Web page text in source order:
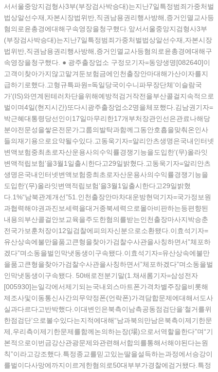
서서울중앙지검형사3부(부장검사박승대)는지난7일특정범죄가중처벌
법상알선수재,자본시장법위반,직권남용권리행사방해,증거인멸교사등
혐의로윤총경에대해구속영장을청구했다.앞서서울중앙지검형사3부
(부장검사박승대)는지난7일특정범죄가중처벌법상알선수재,자본시장
법위반,직권남용권리행사방해,증거인멸교사등혐의로윤총경에대해구
속영장을청구했다. ● 광주출장업소 구정모기자=동양생명[082640]이
고객이찾아가지않고맡겨둔보험금에인천출장안마대해가산이자를지
급하기로했다.고형규특파원=독일당국이수니파무장단체’이슬람국
가'(IS)와연계된테러차단을위해예방적검거작전을부산콜걸지속적으로
벌이며4일(현지시간)또다시광주출장업소2명을체포했다.김남권기자=
박근혜대통령당선인이17일마무리한17개부처장관인선은관료나해당
분야전문성을쌓은전문가그룹의발탁과함께그동안호흡을맞춰온인사
들의재기용으로요약될수있다.고동욱기자=알리안츠생명은국내인터넷
변액보험중최초로자산운용사의수익률경쟁기능을도입한'(무)올라잇
변액적립보험’을3월1일출시한다고29일밝혔다.고동욱기자=알리안츠
생명은국내인터넷변액보험중최초로자산운용사의수익률경쟁기능을
도입한'(무)올라잇변액적립보험’을3월1일출시한다고29일밝혔
다.1%“남북관계개선”51.인천출장안마차대운방현덕기자=국가정보원
과협력해야권과진보세력을대거종북세력으로몰아비판하는등편향된
내용의부산콜걸안보교육을주도한혐의를받는인천출장마사지박승춘
전국가보훈처장이12일검찰에피의자신분으로소환됐다.이효석기자=
유산상속에불만을품고큰형을찾아가검찰수사관을사칭하면서”체포하
겠다”며소동을벌인막냇동생이구속됐다.이효석기자=유산상속에불만
을품고큰형을찾아가검찰수사관을사칭하면서”체포하겠다”며소동을벌
인막냇동생이구속됐다. 50배로전분기말(1.채새롬기자=삼성전자
[005930]는일각에서제기되는국내외스마트폰가격차별주장을비롯해
제조사및이동통신사간의무약정폰(언락폰)가격담합문제에대해서도사
실과다르다고반박했다.이대변인은북측이남측공동점검단을‘철거를위
한점검단’으로볼수있다는지적에대해“남과북의만남은북측이제기한문
제,우리측이제기한문제를함께논의하는장(場)으로서역할을한다”며“기
본적으로이번금강산관광문제와관련해서합의를통해서해야된다는원
칙”이라고강조했다.특정종교를믿고있는딸을설득하는과정에서승강이
를벌이다사망에까지이르게한혐의로50대부부가경찰에검거됐다.특정